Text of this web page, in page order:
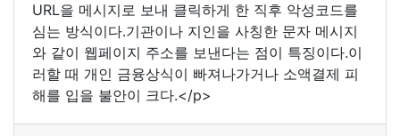
URL을 메시지로 보내 클릭하게 한 직후 악성코드를
심는 방식이다.기관이나 지인을 사칭한 문자 메시지
와 같이 웹페이지 주소를 보낸다는 점이 특징이다.이
러할 때 개인 금융상식이 빠져나가거나 소액결제 피
해를 입을 불안이 크다.</p>